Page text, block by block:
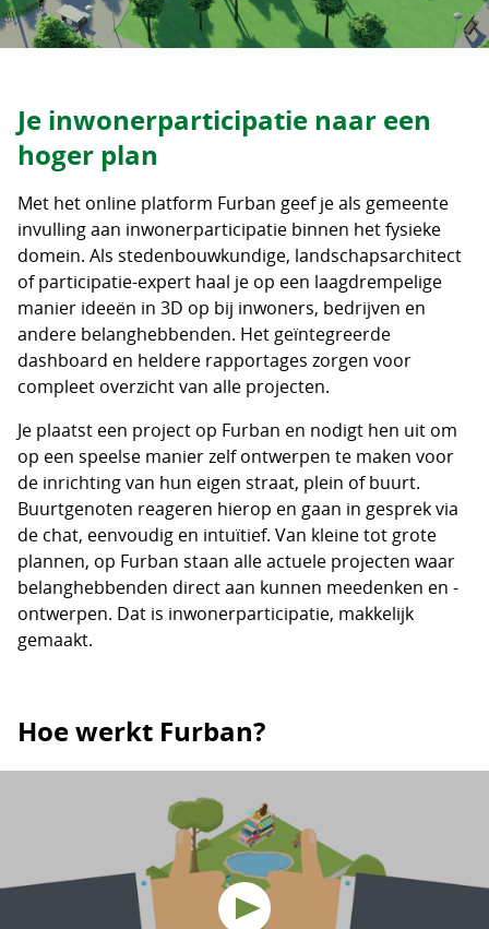
Je inwonerparticipatie naar een
hoger plan
Met het online platform Furban geef je als gemeente
invulling aan inwonerparticipatie binnen het fysieke
domein. Als stedenbouwkundige, landschapsarchitect
of participatie-expert haal je op een laagdrempelige
manier ideeën in 3D op bij inwoners, bedrijven en
andere belanghebbenden. Het geïntegreerde
dashboard en heldere rapportages zorgen voor
compleet overzicht van alle projecten.
Je plaatst een project op Furban en nodigt hen uit om
op een speelse manier zelf ontwerpen te maken voor
de inrichting van hun eigen straat, plein of buurt.
Buurtgenoten reageren hierop en gaan in gesprek via
de chat, eenvoudig en intuïtief. Van kleine tot grote
plannen, op Furban staan alle actuele projecten waar
belanghebbenden direct aan kunnen meedenken en -
ontwerpen. Dat is inwonerparticipatie, makkelijk
gemaakt.
Hoe werkt Furban?